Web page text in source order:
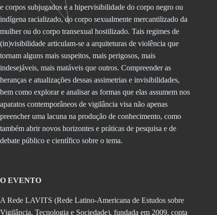
e corpos subjugados e a hipervisibilidade do corpo negro ou
indígena racializado, do corpo sexualmente mercantilizado da
mulher ou do corpo transexual hostilizado. Tais regimes de
(in)visibilidade articulam-se a arquiteturas de violência que
tornam alguns mais suspeitos, mais perigosos, mais
indesejáveis, mais matáveis que outros. Compreender as
heranças e atualizações dessas assimetrias e invisibilidades,
bem como explorar e analisar as formas que elas assumem nos
aparatos contemporâneos de vigilância visa não apenas
preencher uma lacuna na produção de conhecimento, como
também abrir novos horizontes e práticas de pesquisa e de
debate público e científico sobre o tema.
O EVENTO
A Rede LAVITS (Rede Latino-Americana de Estudos sobre
Vigilância, Tecnologia e Sociedade), fundada em 2009, conta